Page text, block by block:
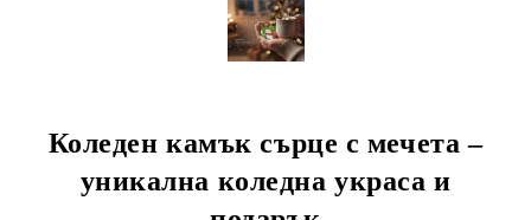
Коледен камък сърце с мечета –
уникална коледна украса и